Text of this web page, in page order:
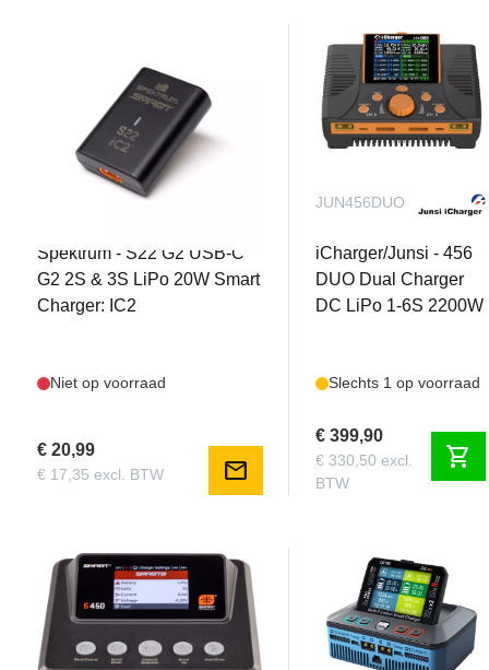
Spektrum - S22 G2 USB-C
G2 2S & 3S LiPo 20W Smart
Charger: IC2
Niet op voorraad
€ 20,99
€ 17,35 excl. BTW mail
JUN456DUO
iCharger/Junsi - 456
DUO Dual Charger
DC LiPo 1-6S 2200W
Slechts 1 op voorraad
€ 399,90
€ 330,50 excl.
BTW
shopping_cart